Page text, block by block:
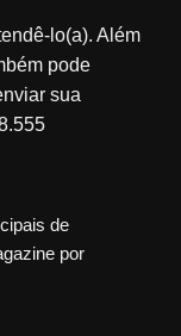
lo(a). Além
pode
sua
de
por